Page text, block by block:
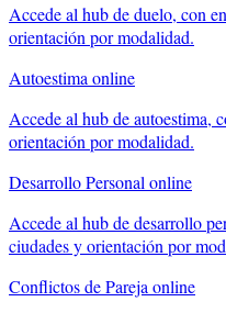
Accede al hub deduelo, con
orientación por modalidad.
Autoestima online
Accede al hub deautoestima,
orientación por modalidad.
Desarrollo Personal online
Accede al hub dedesarrollo
ciudades y orientación por
Conflictos de Pareja online